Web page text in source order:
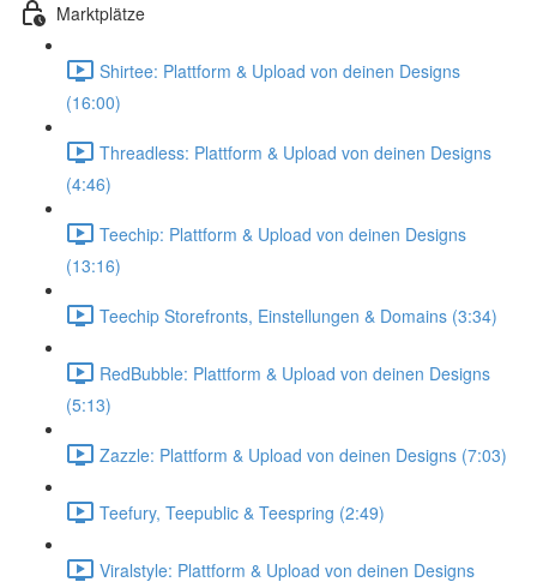
Marktplätze
Shirtee: Plattform & Upload von deinen Designs
(16:00)
Threadless: Plattform & Upload von deinen Designs
(4:46)
Teechip: Plattform & Upload von deinen Designs
(13:16)
Teechip Storefronts, Einstellungen & Domains (3:34)
RedBubble: Plattform & Upload von deinen Designs
(5:13)
Zazzle: Plattform & Upload von deinen Designs (7:03)
Teefury, Teepublic & Teespring (2:49)
Viralstyle: Plattform & Upload von deinen Designs